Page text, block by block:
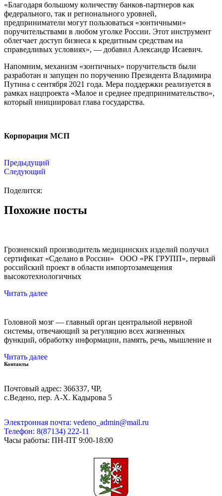
«Благодаря большому количеству банков-партнеров как
федерального, так и регионального уровней,
предприниматели могут пользоваться «зонтичными»
поручительствами в любом уголке России. Этот инструмент
облегчает доступ бизнеса к кредитным средствам на
справедливых условиях», — добавил Александр Исаевич.
Напомним, механизм «зонтичных» поручительств были
разработан и запущен по поручению Президента Владимира
Путина с сентября 2021 года. Мера поддержки реализуется в
рамках нацпроекта «Малое и среднее предпринимательство»,
который инициировал глава государства.
Корпорация МСП
Предыдущий
Следующий
Поделится:
Похожие посты
Грозненский производитель медицинских изделий получил
сертификат «Сделано в России» ООО «РК ГРУПП», первый
российский проект в области импортозамещения
высокотехнологичных
Читать далее
Головной мозг — главный орган центральной нервной
системы, отвечающий за регуляцию всех жизненных
функций, обработку информации, память, речь, мышление и
Читать далее
Контакты
Почтовый адрес: 366337, ЧР,
с.Ведено, пер. А-Х. Кадыровa 5
Электронная почта: vedeno_admin@mail.ru
Телефон: 8(87134) 222-11
Часы работы: ПН-ПТ 9:00-18:00